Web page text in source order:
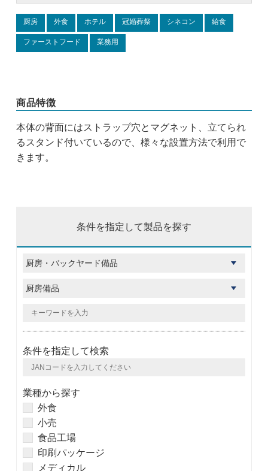
厨房 外食 ホテル 冠婚葬祭 シネコン 給食
ファーストフード 業務用
商品特徴
本体の背面にはストラップ穴とマグネット、立てられ
るスタンド付いているので、様々な設置方法で利用で
きます。
条件を指定して製品を探す
条件を指定して検索
業種から探す
外食
小売
食品工場
印刷パッケージ
メディカル